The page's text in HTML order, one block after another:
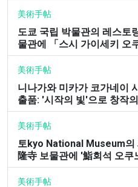
美術手帖
도쿄 국립 박물관의 레스토
물관에 「스시 가이세키 오
美術手帖
니나가와 미카가 코가네이
출품: '시작의 빛'으로 창작
美術手帖
토kyo National Museum의
隆寺 보물관에 '鮨회석 오쿠
美術手帖